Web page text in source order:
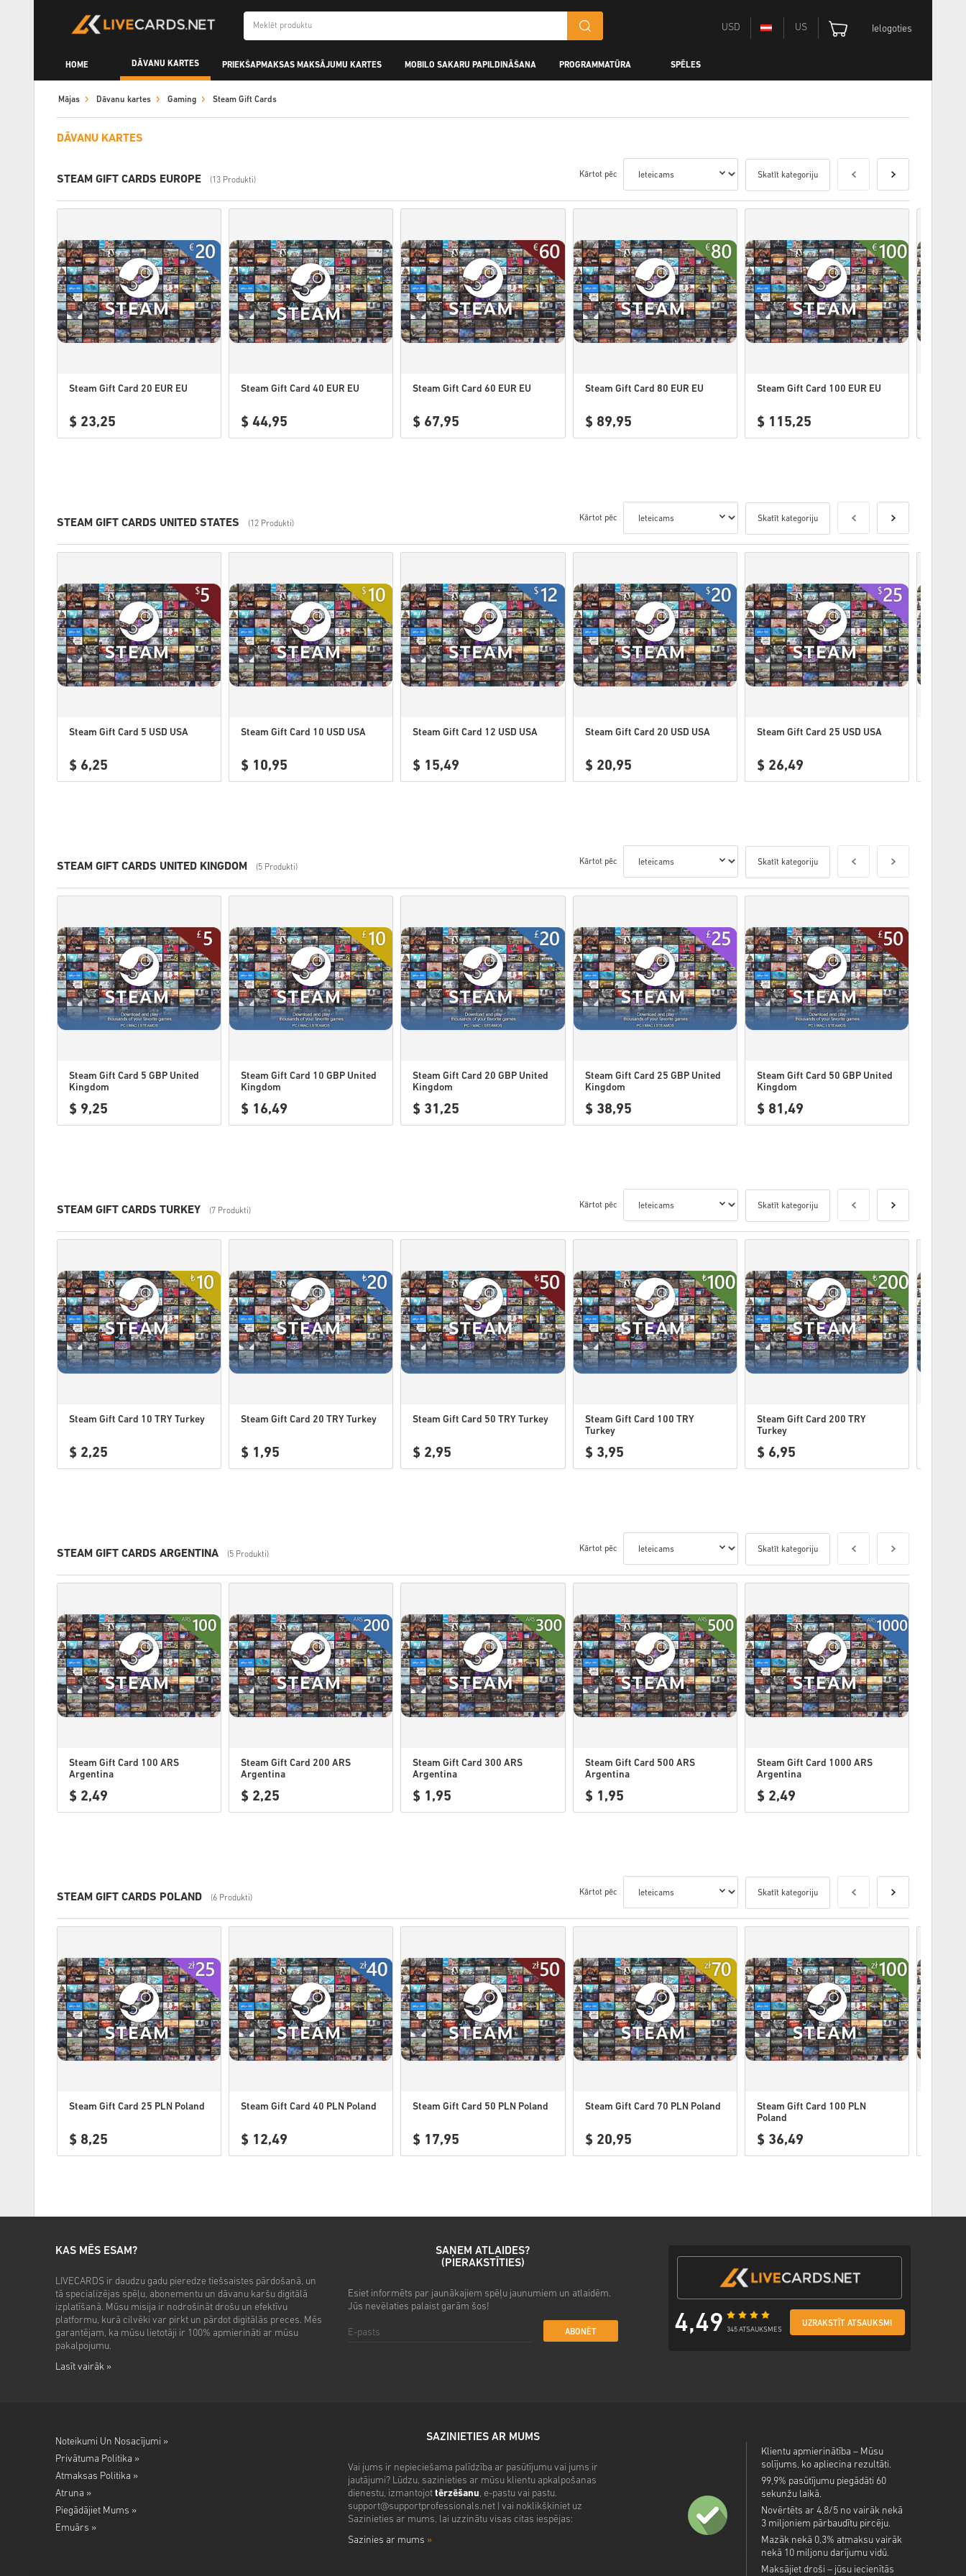
USD US Ielogoties
HOME DĀVANU KARTES PRIEKŠAPMAKSAS MAKSĀJUMU KARTES MOBILO SAKARU PAPILDINĀŠANA PROGRAMMATŪRA SPĒLES
Mājas Dāvanu kartes Gaming Steam Gift Cards
DĀVANU KARTES
STEAM GIFT CARDS EUROPE (13 Produkti)
Kārtot pēc Skatīt kategoriju
Steam Gift Card 20 EUR EU
$ 23,25
Steam Gift Card 40 EUR EU
$ 44,95
Steam Gift Card 60 EUR EU
$ 67,95
Steam Gift Card 80 EUR EU
$ 89,95
Steam Gift Card 100 EUR EU
$ 115,25
STEAM GIFT CARDS UNITED STATES (12 Produkti)
Kārtot pēc Skatīt kategoriju
Steam Gift Card 5 USD USA
$ 6,25
Steam Gift Card 10 USD USA
$ 10,95
Steam Gift Card 12 USD USA
$ 15,49
Steam Gift Card 20 USD USA
$ 20,95
Steam Gift Card 25 USD USA
$ 26,49
STEAM GIFT CARDS UNITED KINGDOM (5 Produkti)
Kārtot pēc Skatīt kategoriju
Steam Gift Card 5 GBP United
Kingdom
$ 9,25
Steam Gift Card 10 GBP United
Kingdom
$ 16,49
Steam Gift Card 20 GBP United
Kingdom
$ 31,25
Steam Gift Card 25 GBP United
Kingdom
$ 38,95
Steam Gift Card 50 GBP United
Kingdom
$ 81,49
STEAM GIFT CARDS TURKEY (7 Produkti)
Kārtot pēc Skatīt kategoriju
Steam Gift Card 10 TRY Turkey
$ 2,25
Steam Gift Card 20 TRY Turkey
$ 1,95
Steam Gift Card 50 TRY Turkey
$ 2,95
Steam Gift Card 100 TRY
Turkey
$ 3,95
Steam Gift Card 200 TRY
Turkey
$ 6,95
STEAM GIFT CARDS ARGENTINA (5 Produkti)
Kārtot pēc Skatīt kategoriju
Steam Gift Card 100 ARS
Argentina
$ 2,49
Steam Gift Card 200 ARS
Argentina
$ 2,25
Steam Gift Card 300 ARS
Argentina
$ 1,95
Steam Gift Card 500 ARS
Argentina
$ 1,95
Steam Gift Card 1000 ARS
Argentina
$ 2,49
STEAM GIFT CARDS POLAND (6 Produkti)
Kārtot pēc Skatīt kategoriju
Steam Gift Card 25 PLN Poland
$ 8,25
Steam Gift Card 40 PLN Poland
$ 12,49
Steam Gift Card 50 PLN Poland
$ 17,95
Steam Gift Card 70 PLN Poland
$ 20,95
Steam Gift Card 100 PLN
Poland
$ 36,49
KAS MĒS ESAM?
LIVECARDS ir daudzu gadu pieredze tiešsaistes pārdošanā, un
tā specializējas spēļu, abonementu un dāvanu karšu digitālā
izplatīšanā. Mūsu misija ir nodrošināt drošu un efektīvu
platformu, kurā cilvēki var pirkt un pārdot digitālās preces. Mēs
garantējam, ka mūsu lietotāji ir 100% apmierināti ar mūsu
pakalpojumu.
Lasīt vairāk »
SAŅEM ATLAIDES?
(PIERAKSTĪTIES)
Esiet informēts par jaunākajiem spēļu jaunumiem un atlaidēm.
Jūs nevēlaties palaist garām šos!
ABONĒT 4,49 345 ATSAUKSMES
UZRAKSTĪT ATSAUKSMI
Noteikumi Un Nosacījumi »
Privātuma Politika »
Atmaksas Politika »
Atruna »
Piegādājiet Mums »
Emuārs »
SAZINIETIES AR MUMS
Vai jums ir nepieciešama palīdzība ar pasūtījumu vai jums ir
jautājumi? Lūdzu, sazinieties ar mūsu klientu apkalpošanas
dienestu, izmantojot tērzēšanu, e-pastu vai pastu.
support@supportprofessionals.net| vai noklikšķiniet uz
Sazinieties ar mums, lai uzzinātu visas citas iespējas:
Sazinies ar mums »
Klientu apmierinātība – Mūsu
solījums, ko apliecina rezultāti.
99,9% pasūtījumu piegādāti 60
sekunžu laikā.
Novērtēts ar 4,8/5 no vairāk nekā
3 miljoniem pārbaudītu pircēju.
Mazāk nekā 0,3% atmaksu vairāk
nekā 10 miljonu darījumu vidū.
Maksājiet droši – jūsu iecienītās